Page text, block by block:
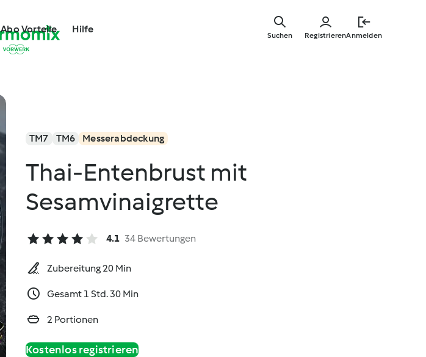
springen
Abo Vorteile Hilfe
RegistrierenAnmelden
Suchen
TM7 TM6 Messerabdeckung
Thai-Entenbrust mit
Sesamvinaigrette
4.1 34 Bewertungen
Zubereitung 20 Min
Gesamt 1 Std. 30 Min
2 Portionen
Kostenlos registrieren